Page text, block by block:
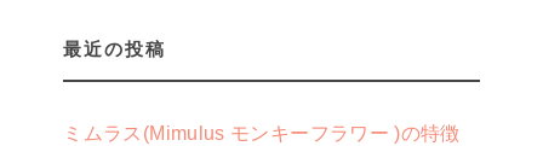
最近の投稿
ミムラス(Mimulus モンキーフラワー )の特徴